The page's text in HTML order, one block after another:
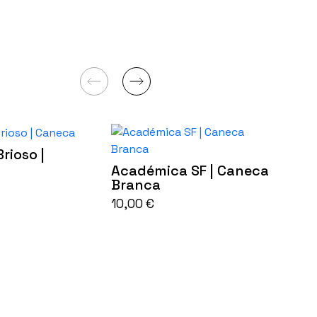
|
Académica SF | Caneca
Branca
10,00 €